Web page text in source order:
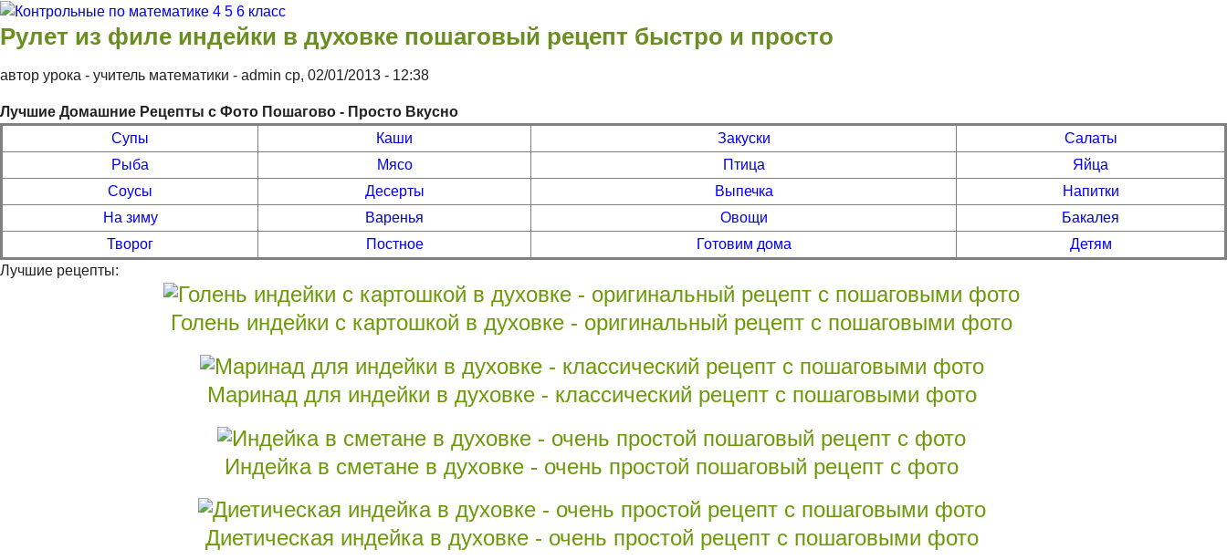
Перейти к основному содержанию
Контрольные
математике 4
5 6 класс
Рулет из филе индейки в духовке пошаговый рецепт быстро и просто
автор урока - учитель математики - admin ср, 02/01/2013 - 12:38
Лучшие Домашние Рецепты с Фото Пошагово - Просто Вкусно
Супы
Каши Закуски
Салаты
Рыба
Мясо Птица
Яйца
Соусы
Десерты Выпечка
Напитки
На зиму
Варенья Овощи
Бакалея
Творог
Постное Готовим дома
Детям
Лучшие рецепты:
Голень индейки с картошкой в духовке - оригинальный рецепт с пошаговыми фото
Маринад для индейки в духовке - классический рецепт с пошаговыми фото
Индейка в сметане в духовке - очень простой пошаговый рецепт с фото
Диетическая индейка в духовке - очень простой рецепт с пошаговыми фото